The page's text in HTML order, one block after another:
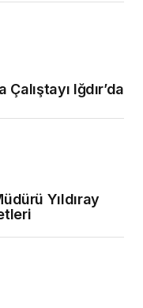
Iğdır’da
Yıldıray